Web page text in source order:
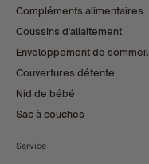
Compléments alimentaires
Coussins d'allaitement
Enveloppement de sommeil
Couvertures détente
Nid de bébé
Sac à couches
Service